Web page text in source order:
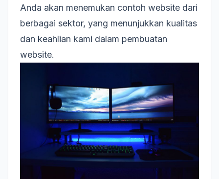
Anda akan menemukan contoh website dari
berbagai sektor, yang menunjukkan kualitas
dan keahlian kami dalam pembuatan
website.